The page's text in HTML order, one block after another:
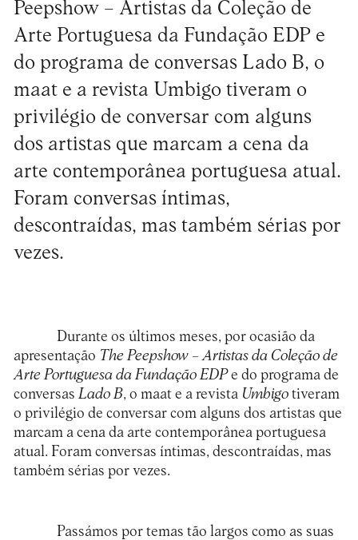
Peepshow – Artistas da Coleção de
Arte Portuguesa da Fundação EDP e
do programa de conversas Lado B, o
maat e a revista Umbigo tiveram o
privilégio de conversar com alguns
dos artistas que marcam a cena da
arte contemporânea portuguesa atual.
Foram conversas íntimas,
descontraídas, mas também sérias por
vezes.
Durante os últimos meses, por ocasião da
apresentação The Peepshow – Artistas da Coleção de
Arte Portuguesa da Fundação EDPe do programa de
conversasLado B, o maat e a revista Umbigotiveram
o privilégio de conversar com alguns dos artistas que
marcam a cena da arte contemporânea portuguesa
atual. Foram conversas íntimas, descontraídas, mas
também sérias por vezes.
Passámos por temas tão largos como as suas